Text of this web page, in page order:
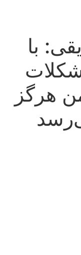
TEHRAN WEATHER
با
مشکلات
هرگز